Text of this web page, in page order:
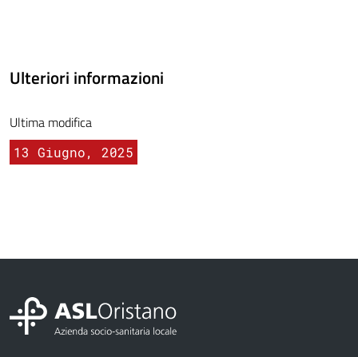
Ulteriori informazioni
Ultima modifica
13 Giugno, 2025